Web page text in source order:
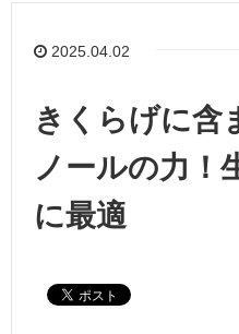
2025.04.02
きくらげに含
ノールの力！
に最適